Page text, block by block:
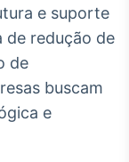
e suporte
de redução de
de
buscam
e